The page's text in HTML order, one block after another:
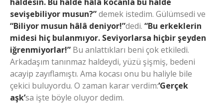
sevişebiliyor musun?”demek istedim. Gülümsedi ve
“Biliyor musun hâlâ deniyor!”dedi. “Bu erkeklerin
midesi hiç bulanmıyor. Seviyorlarsa hiçbir şeyden
iğrenmiyorlar!” Bu anlattıkları beni çok etkiledi.
Arkadaşım tanınmaz haldeydi, yüzü şişmiş, bedeni
acayip zayıflamıştı. Ama kocası onu bu haliyle bile
çekici buluyordu. O zaman karar verdim:‘Gerçek
aşk’sa işte böyle oluyor dedim.